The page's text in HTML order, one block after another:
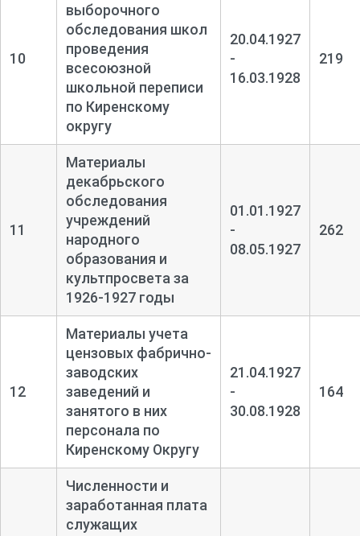
10
выборочного
обследования школ
проведения
всесоюзной
школьной переписи
по Киренскому
округу
20.04.1927
-
16.03.1928
219
11
Материалы
декабрьского
обследования
учреждений
народного
образования и
культпросвета за
1926-1927 годы
01.01.1927
-
08.05.1927
262
12
Материалы учета
цензовых фабрично-
заводских
заведений и
занятого в них
персонала по
Киренскому Округу
21.04.1927
-
30.08.1928
164
Численности и
заработанная плата
служащих